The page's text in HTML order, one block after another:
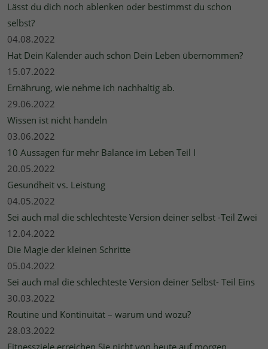
Lässt du dich noch ablenken oder bestimmst du schon
selbst?
04.08.2022
Hat Dein Kalender auch schon Dein Leben übernommen?
15.07.2022
Ernährung, wie nehme ich nachhaltig ab.
29.06.2022
Wissen ist nicht handeln
03.06.2022
10 Aussagen für mehr Balance im Leben Teil I
20.05.2022
Gesundheit vs. Leistung
04.05.2022
Sei auch mal die schlechteste Version deiner selbst -Teil Zwei
12.04.2022
Die Magie der kleinen Schritte
05.04.2022
Sei auch mal die schlechteste Version deiner Selbst- Teil Eins
30.03.2022
Routine und Kontinuität – warum und wozu?
28.03.2022